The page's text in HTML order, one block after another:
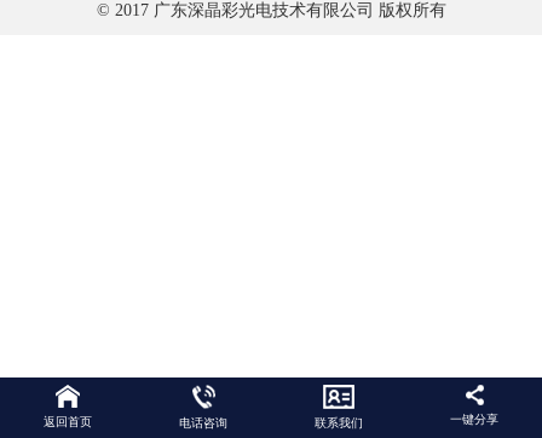
© 2017 广东深晶彩光电技术有限公司 版权所有
返回首页 电话咨询 联系我们 一键分享